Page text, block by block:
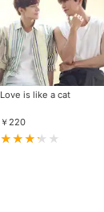
Love is like a cat
￥ 220